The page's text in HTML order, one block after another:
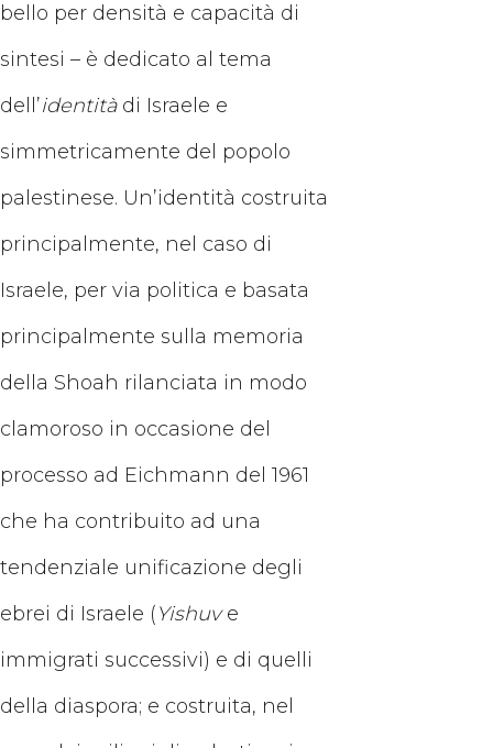
bello per densità e capacità di
sintesi – è dedicato al tema
dell’identitàdi Israele e
simmetricamente del popolo
palestinese. Un’identità costruita
principalmente, nel caso di
Israele, per via politica e basata
principalmente sulla memoria
della Shoah rilanciata in modo
clamoroso in occasione del
processo ad Eichmann del 1961
che ha contribuito ad una
tendenziale unificazione degli
ebrei di Israele (Yishuve
immigrati successivi) e di quelli
della diaspora; e costruita, nel